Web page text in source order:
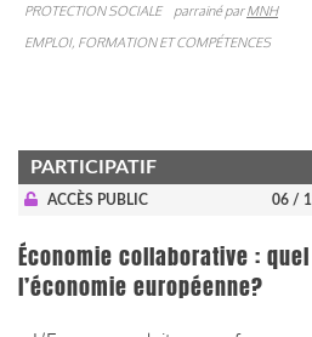
PROTECTION SOCIALE
parrainé parMNH
EMPLOI, FORMATION ET COMPÉTENCES
PARTICIPATIF
ACCÈS PUBLIC 06 /
Économie collaborative :
l’économie européenne?